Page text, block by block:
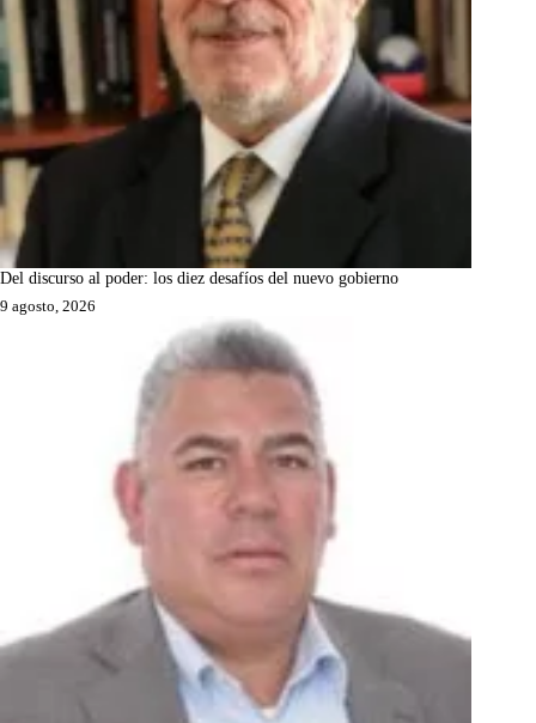
Del discurso al poder: los diez desafíos del nuevo gobierno
9 agosto, 2026